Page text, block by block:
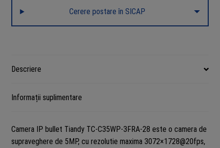
AI
C35WP-
Cerere postare în SICAP
Descriere
Informații suplimentare
Camera IP bullet Tiandy TC-C35WP-3FRA-28 este o camera de
supraveghere de 5MP, cu rezolutie maxima 3072×1728@20fps,